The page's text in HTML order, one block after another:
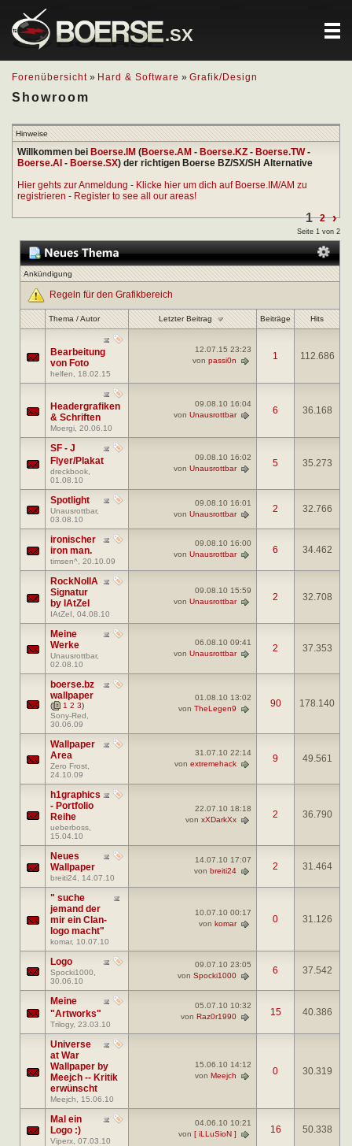
.SX
Forenübersicht » Hard & Software » Grafik/Design
Showroom
Hinweise
Willkommen bei Boerse.IM (Boerse.AM - Boerse.KZ - Boerse.TW-
Boerse.AI - Boerse.SX) der richtigen Boerse BZ/SX/SH Alternative
Hier gehts zur Anmeldung - Klicke hier um dich auf Boerse.IM/AM zu
registrieren - Register to see all our areas!
1 2 ›
Seite 1 von 2
Ankündigung
Regeln für den Grafikbereich
Thema/Autor Letzter Beitrag Beiträge Hits
Bearbeitung
von Foto
helfen , 18.02.15
12.07.15 23:23
von passi0n 1 112.686
Headergrafiken
& Schriften
Moergi , 20.06.10
09.08.10 16:04
von Unausrottbar 6 36.168
SF - J
Flyer/Plakat
dreckbook
01.08.10
09.08.10 16:02
von Unausrottbar 5 35.273
Spotlight
Unausrottbar,
03.08.10
09.08.10 16:01
von Unausrottbar 2 32.766
ironischer
iron man.
timsen^ , 20.10.09
09.08.10 16:00
von Unausrottbar 6 34.462
RockNollA
Signatur
by IAtZeI
IAtZeI , 04.08.10
09.08.10 15:59
von Unausrottbar 2 32.708
Meine
Werke
Unausrottbar,
02.08.10
06.08.10 09:41
von Unausrottbar 2 37.353
boerse.bz
wallpaper
( 1 2 3)
Sony-Red
30.06.09
01.08.10 13:02
von TheLegen9 90 178.140
Wallpaper
Area
Zero Frost
24.10.09
31.07.10 22:14
von extremehack 9 49.561
h1graphics
- Portfolio
Reihe
ueberboss
15.04.10
22.07.10 18:18
von xXDarkXx 2 36.790
Neues
Wallpaper
breiti24 , 14.07.10
14.07.10 17:07
von breiti24 2 31.464
" suche
jemand der
mir ein Clan-
logo macht"
komar, 10.07.10
10.07.10 00:17
von komar 0 31.126
Logo
Spocki1000
30.06.10
09.07.10 23:05
von Spocki1000 6 37.542
Meine
"Artworks"
Trilogy, 23.03.10
05.07.10 10:32
von Raz0r1990 15 40.386
Universe
at War
Wallpaper by
Meejch -- Kritik
erwünscht
Meejch , 15.06.10
15.06.10 14:12
von Meejch 0 30.319
Mal ein
Logo :)
Viperx , 07.03.10
04.06.10 10:21
von [ iLLuSioN ] 16 50.338